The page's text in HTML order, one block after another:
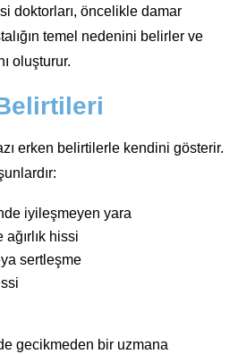
doktorları, öncelikle damar
temel nedenini belirler ve
oluşturur.
erken belirtilerle kendini gösterir.
iyileşmeyen yara
hissi
sertleşme
gecikmeden bir uzmana